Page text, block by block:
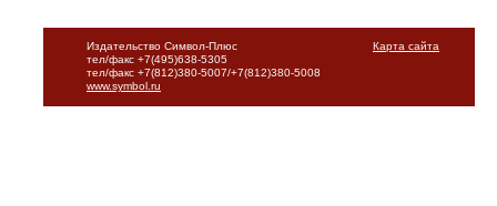
Карта сайта
Издательство Символ-Плюс
тел/факс +7(495)638-5305
тел/факс +7(812)380-5007/+7(812)380-5008
www.symbol.ru